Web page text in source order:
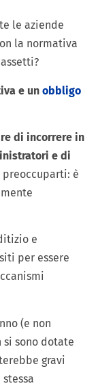
le aziende
la normativa
e un obbligo
di incorrere in
e di
preoccuparti: è
e
per essere
(e non
si sono dotate
gravi